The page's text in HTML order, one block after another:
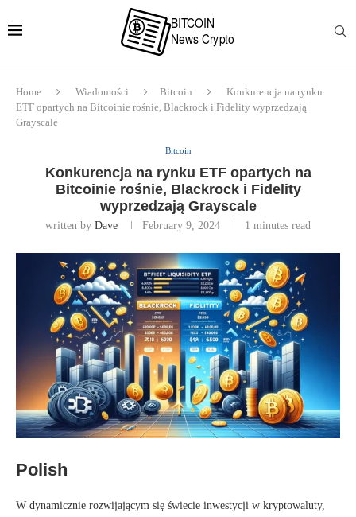
Home Wiadomości Bitcoin
Konkurencja na rynku
ETF opartych na Bitcoinie rośnie, Blackrock i Fidelity wyprzedzają
Grayscale
Bitcoin
Konkurencja na rynku ETF opartych na
Bitcoinie rośnie, Blackrock i Fidelity
wyprzedzają Grayscale
written by Dave February 9, 2024 1 minutes read
Polish
W dynamicznie rozwijającym się świecie inwestycji w kryptowaluty,